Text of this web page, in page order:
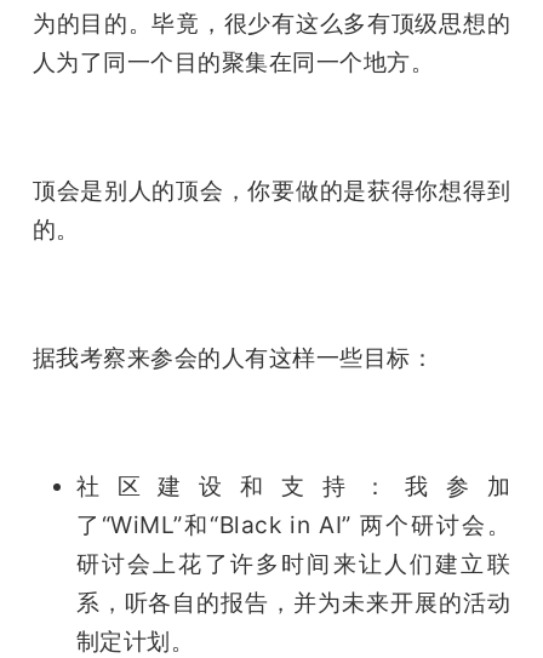
为的目的。毕竟，很少有这么多有顶级思想的
人为了同一个目的聚集在同一个地方。
顶会是别人的顶会，你要做的是获得你想得到
的。
据我考察来参会的人有这样一些目标：
社区建设和支持：我参加
了“WiML”和“Black in AI” 两个研讨会。
研讨会上花了许多时间来让人们建立联
系，听各自的报告，并为未来开展的活动
制定计划。